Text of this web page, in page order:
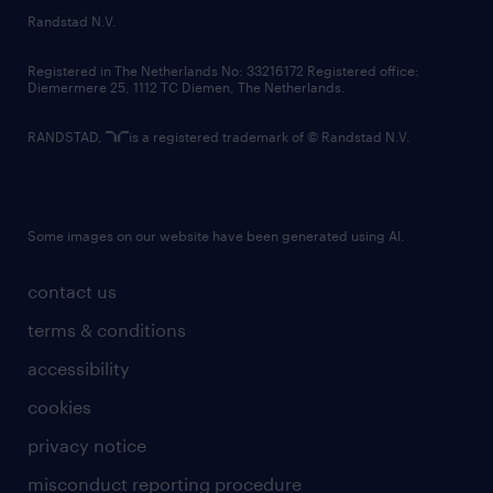
country websites
contact us
terms & conditions
accessibility
cookies
privacy notice
misconduct reporting procedure
Randstad N.V.
Registered in The Netherlands No: 33216172 Registered office:
Diemermere 25, 1112 TC Diemen, The Netherlands.
RANDSTAD, is a registered trademark of © Randstad N.V.
Some images on our website have been generated using AI.